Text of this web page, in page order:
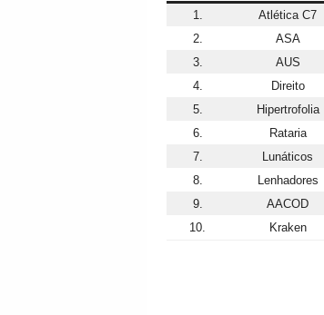
1.
Atlética C7
2.
ASA
3.
AUS
4.
Direito
5.
Hipertrofolia
6.
Rataria
7.
Lunáticos
8.
Lenhadores
9.
AACOD
10.
Kraken